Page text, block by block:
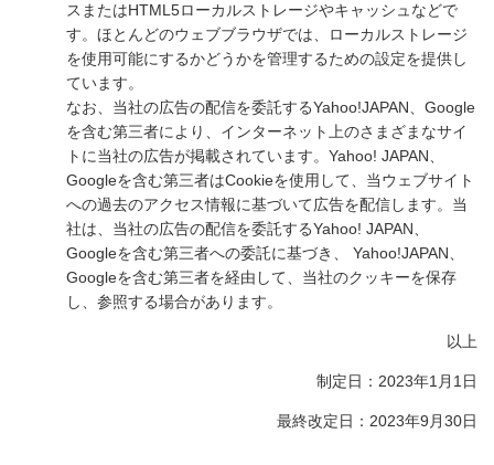
スまたはHTML5ローカルストレージやキャッシュなどで
す。ほとんどのウェブブラウザでは、ローカルストレージ
を使用可能にするかどうかを管理するための設定を提供し
ています。
なお、当社の広告の配信を委託するYahoo!JAPAN、Google
を含む第三者により、インターネット上のさまざまなサイ
トに当社の広告が掲載されています。Yahoo! JAPAN、
Googleを含む第三者はCookieを使用して、当ウェブサイト
への過去のアクセス情報に基づいて広告を配信します。当
社は、当社の広告の配信を委託するYahoo! JAPAN、
Googleを含む第三者への委託に基づき、 Yahoo!JAPAN、
Googleを含む第三者を経由して、当社のクッキーを保存
し、参照する場合があります。
以上
制定日：2023年1月1日
最終改定日：2023年9月30日